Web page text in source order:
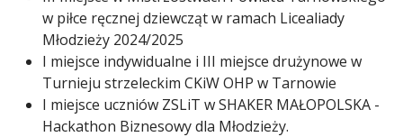
w piłce ręcznej dziewcząt w ramach Licealiady
Młodzieży 2024/2025
I miejsce indywidualne i III miejsce drużynowe w
Turnieju strzeleckim CKiW OHP w Tarnowie
I miejsce uczniów ZSLiT w SHAKER MAŁOPOLSKA -
Hackathon Biznesowy dla Młodzieży.